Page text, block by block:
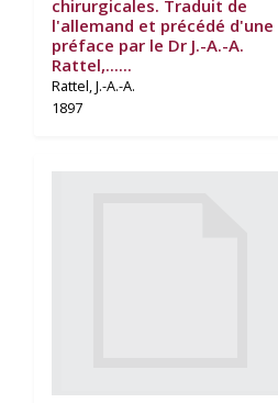
chirurgicales. Traduit de
l'allemand et précédé d'une
préface par le Dr J.-A.-A.
Rattel,......
Rattel, J.-A.-A.
1897